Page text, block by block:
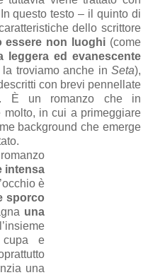
questo testo – il quinto di
dello scrittore
essere non luoghi (come
leggera ed evanescente
troviamo anche in Seta),
con brevi pennellate
È un romanzo che in
in cui a primeggiare
background che emerge
intensa
è
sporco
una
cupa e
una